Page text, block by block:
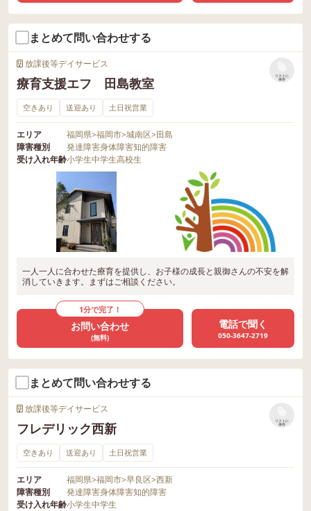
まとめて問い合わせする
放課後等デイサービス
療育支援エフ 田島教室
リストに
保存
空きあり 送迎あり 土日祝営業
エリア 福岡県>福岡市>城南区>田島
障害種別
発達障害身体障害知的障害
受け入れ年齢小学生中学生高校生
一人一人に合わせた療育を提供し、お子様の成長と親御さんの不安を解
消していきます。まずはご相談ください。
1分で完了！
お問い合わせ
(無料)
電話で聞く
050-3647-2719
まとめて問い合わせする
放課後等デイサービス
フレデリック西新
リストに
保存
空きあり 送迎あり 土日祝営業
エリア 福岡県>福岡市>早良区>西新
障害種別
発達障害身体障害知的障害
受け入れ年齢小学生中学生